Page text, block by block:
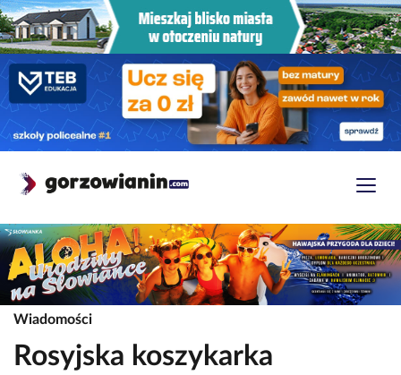
Wiadomości
Rosyjska koszykarka